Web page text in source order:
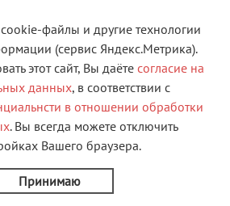
места для путешествий
cookie-файлы и другие технологии
(сервис Яндекс.Метрика).
этот сайт, Вы даёте согласие на
данных, в соответствии с
в отношении обработки
. Вы всегда можете отключить
Вашего браузера.
Принимаю